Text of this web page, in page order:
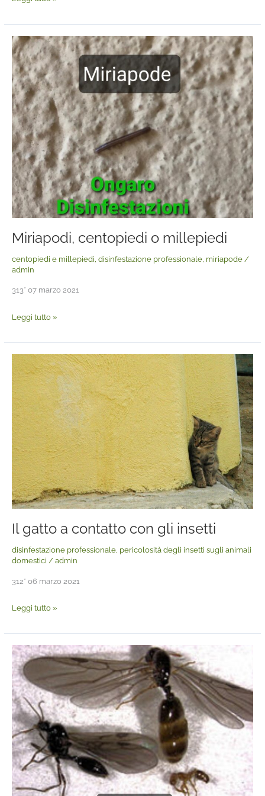
Miriapodi, centopiedi o millepiedi
centopiedi e millepiedi disinfestazione professionale, miriapode/
admin
313* 07 marzo 2021
Miriapodi,
centopiedi
o
millepiedi
Leggi tutto »
Il gatto a contatto con gli insetti
disinfestazione professionale, pericolosità degli insetti sugli animali
domestici / admin
312* 06 marzo 2021
gatto
a
contatto
con
insetti
Leggi tutto »
Solenopsis,
le
formiche
di
fuoco